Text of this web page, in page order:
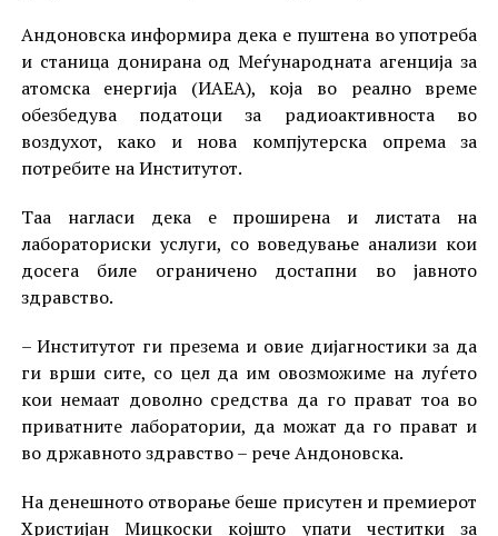
Андоновска информира дека е пуштена во употреба
и станица донирана од Меѓународната агенција за
атомска енергија (ИАЕА), која во реално време
обезбедува податоци за радиоактивноста во
воздухот, како и нова компјутерска опрема за
потребите на Институтот.
Таа нагласи дека е проширена и листата на
лабораториски услуги, со воведување анализи кои
досега биле ограничено достапни во јавното
здравство.
– Институтот ги презема и овие дијагностики за да
ги врши сите, со цел да им овозможиме на луѓето
кои немаат доволно средства да го прават тоа во
приватните лаборатории, да можат да го прават и
во државното здравство – рече Андоновска.
На денешното отворање беше присутен и премиерот
Христијан Мицкоски којшто упати честитки за